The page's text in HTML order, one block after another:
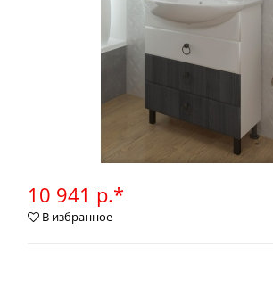
10 941 р.*
В избранное